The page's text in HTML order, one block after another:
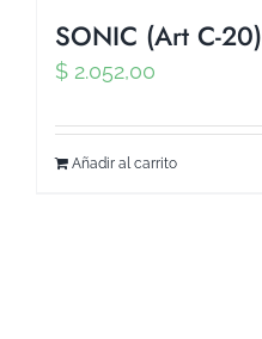
SONIC (Art C-20)
$ 2.052,00
Añadir al carrito